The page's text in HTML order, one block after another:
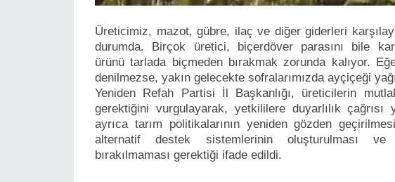
Üreticimiz, mazot, gübre, ilaç ve diğer giderleri
durumda. Birçok üretici, biçerdöver parasını bile
ürünü tarlada biçmeden bırakmak zorunda kalıyor.
denilmezse, yakın gelecekte sofralarımızda ayçiçeği
Yeniden Refah Partisi İl Başkanlığı, üreticilerin
gerektiğini vurgulayarak, yetkililere duyarlılık çağrısı
ayrıca tarım politikalarının yeniden gözden
alternatif destek sistemlerinin oluşturulması
bırakılmaması gerektiği ifade edildi.